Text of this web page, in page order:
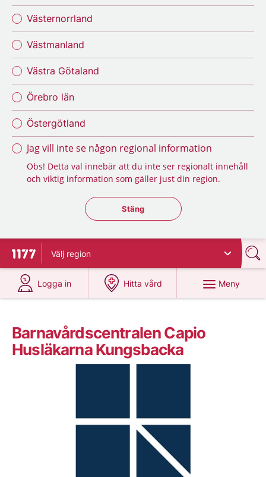
Västernorrland
Västmanland
Västra Götaland
Örebro län
Östergötland
Jag vill inte se någon regional information
Obs! Detta val innebär att du inte ser regionalt innehåll
och viktig information som gäller just din region.
Stäng regionsväljaren
Stäng
Till startsidan för 1177
Välj region
Logga in
på 1177.se
Hitta vård
på 1177.se
Meny
Barnavårdscentralen Capio
Husläkarna Kungsbacka